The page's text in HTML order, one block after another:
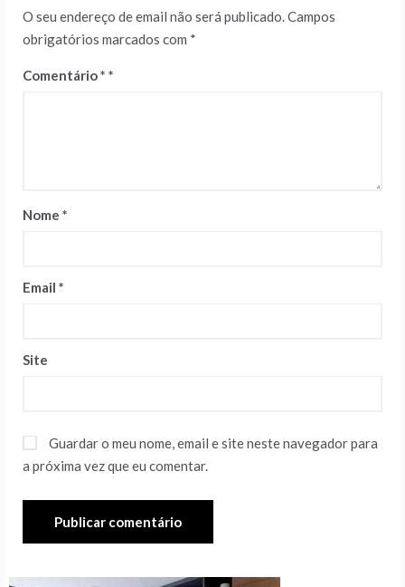
O seu endereço de email não será publicado.Campos
obrigatórios marcados com *
Comentário*
Nome *
Email *
Site
Guardar o meu nome, email e site neste navegador para
a próxima vez que eu comentar.